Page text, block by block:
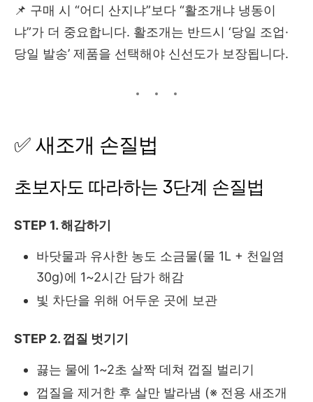
📌 구매 시 “어디 산지냐”보다 “활조개냐 냉동이
냐”가 더 중요합니다. 활조개는 반드시 ‘당일 조업·
당일 발송’ 제품을 선택해야 신선도가 보장됩니다.
✅ 새조개 손질법
초보자도 따라하는 3단계 손질법
STEP 1. 해감하기
바닷물과 유사한 농도 소금물(물 1L + 천일염
30g)에 1~2시간 담가 해감
빛 차단을 위해 어두운 곳에 보관
STEP 2. 껍질 벗기기
끓는 물에 1~2초 살짝 데쳐 껍질 벌리기
껍질을 제거한 후 살만 발라냄 (※ 전용 새조개